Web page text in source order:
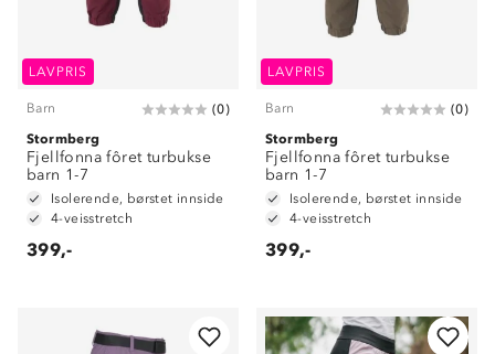
LAVPRIS
Barn (0)
Stormberg
Fjellfonna fôret turbukse
barn 1-7
Isolerende, børstet innside
4-veisstretch
399,-
LAVPRIS
Barn (0)
Stormberg
Fjellfonna fôret turbukse
barn 1-7
Isolerende, børstet innside
4-veisstretch
399,-